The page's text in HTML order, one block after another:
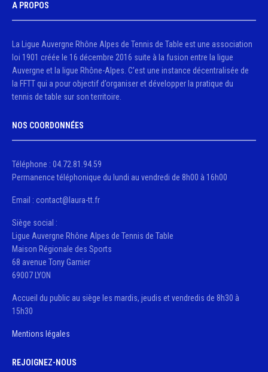
A PROPOS
La Ligue Auvergne Rhône Alpes de Tennis de Table est une association
loi 1901 créée le 16 décembre 2016 suite à la fusion entre la ligue
Auvergne et la ligue Rhône-Alpes. C’est une instance décentralisée de
la FFTT qui a pour objectif d’organiser et développer la pratique du
tennis de table sur son territoire.
NOS COORDONNÉES
Téléphone : 04.72.81.94.59
Permanence téléphonique du lundi au vendredi de 8h00 à 16h00
Email : contact@laura-tt.fr
Siège social :
Ligue Auvergne Rhône Alpes de Tennis de Table
Maison Régionale des Sports
68 avenue Tony Garnier
69007 LYON
Accueil du public au siège les mardis, jeudis et vendredis de 8h30 à
15h30
Mentions légales
REJOIGNEZ-NOUS